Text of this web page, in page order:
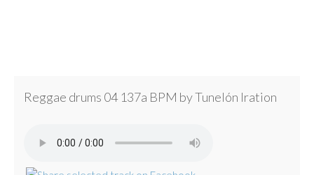
Reggae drums 04 137a BPM by Tunelón Iration